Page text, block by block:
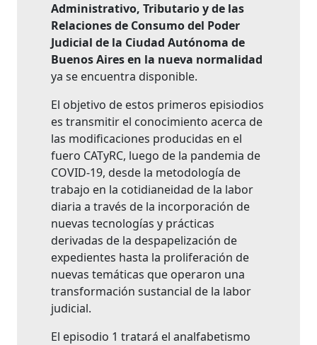
Administrativo, Tributario y de las
Relaciones de Consumo del Poder
Judicial de la Ciudad Autónoma de
Buenos Aires en la nueva normalidad
ya se encuentra disponible.
El objetivo de estos primeros episiodios
es transmitir el conocimiento acerca de
las modificaciones producidas en el
fuero CATyRC, luego de la pandemia de
COVID-19, desde la metodología de
trabajo en la cotidianeidad de la labor
diaria a través de la incorporación de
nuevas tecnologías y prácticas
derivadas de la despapelización de
expedientes hasta la proliferación de
nuevas temáticas que operaron una
transformación sustancial de la labor
judicial.
El episodio 1 tratará el analfabetismo